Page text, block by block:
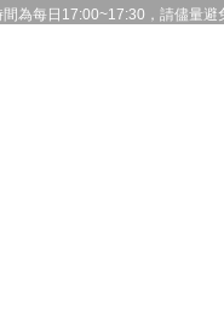
為每日17:00~17:30，請儘量